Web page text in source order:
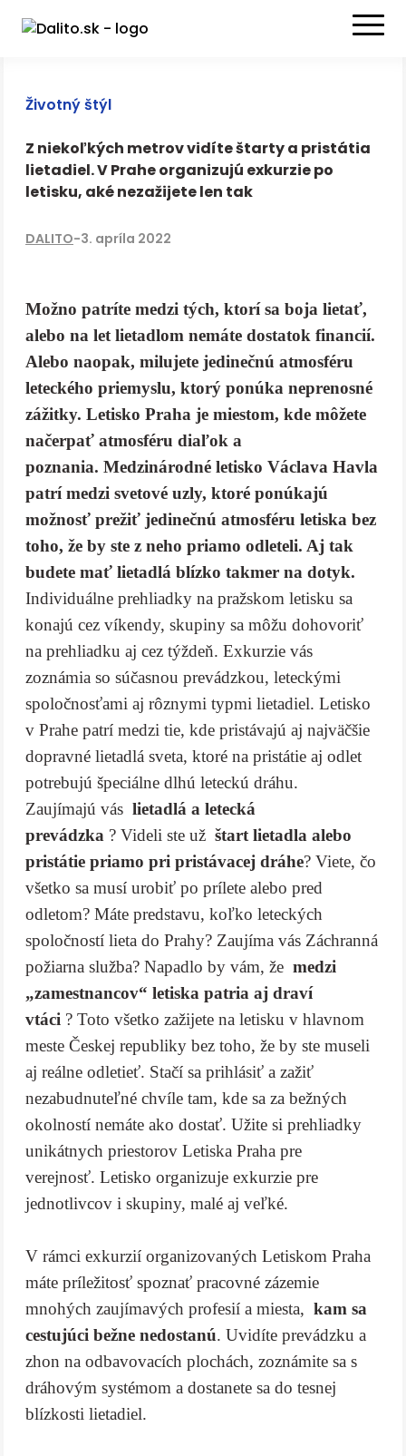
Životný štýl
Z niekoľkých metrov vidíte štarty a pristátia
lietadiel. V Prahe organizujú exkurzie po
letisku, aké nezažijete len tak
DALITO-3. apríla 2022
Možno patríte medzi tých, ktorí sa boja lietať,
alebo na let lietadlom nemáte dostatok financií.
Alebo naopak, milujete jedinečnú atmosféru
leteckého priemyslu, ktorý ponúka neprenosné
zážitky. Letisko Praha je miestom, kde môžete
načerpať atmosféru diaľok a
poznania. Medzinárodné letisko Václava Havla
patrí medzi svetové uzly, ktoré ponúkajú
možnosť prežiť jedinečnú atmosféru letiska bez
toho, že by ste z neho priamo odleteli. Aj tak
budete mať lietadlá blízko takmer na dotyk.
Individuálne prehliadky na pražskom letisku sa
konajú cez víkendy, skupiny sa môžu dohovoriť
na prehliadku aj cez týždeň. Exkurzie vás
zoznámia so súčasnou prevádzkou, leteckými
spoločnosťami aj rôznymi typmi lietadiel. Letisko
v Prahe patrí medzi tie, kde pristávajú aj najväčšie
dopravné lietadlá sveta, ktoré na pristátie aj odlet
potrebujú špeciálne dlhú leteckú dráhu.
Zaujímajú vás lietadlá a letecká
prevádzka ? Videli ste už štart lietadla alebo
pristátie priamo pri pristávacej dráhe? Viete, čo
všetko sa musí urobiť po prílete alebo pred
odletom? Máte predstavu, koľko leteckých
spoločností lieta do Prahy? Zaujíma vás Záchranná
požiarna služba? Napadlo by vám, že medzi
„zamestnancov“ letiska patria aj draví
vtáci ? Toto všetko zažijete na letisku v hlavnom
meste Českej republiky bez toho, že by ste museli
aj reálne odletieť. Stačí sa prihlásiť a zažiť
nezabudnuteľné chvíle tam, kde sa za bežných
okolností nemáte ako dostať. Užite si prehliadky
unikátnych priestorov Letiska Praha pre
verejnosť. Letisko organizuje exkurzie pre
jednotlivcov i skupiny, malé aj veľké.
V rámci exkurzií organizovaných Letiskom Praha
máte príležitosť spoznať pracovné zázemie
mnohých zaujímavých profesií a miesta, kam sa
cestujúci bežne nedostanú. Uvidíte prevádzku a
zhon na odbavovacích plochách, zoznámite sa s
dráhovým systémom a dostanete sa do tesnej
blízkosti lietadiel.